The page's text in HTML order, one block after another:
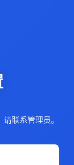
联系管理员。